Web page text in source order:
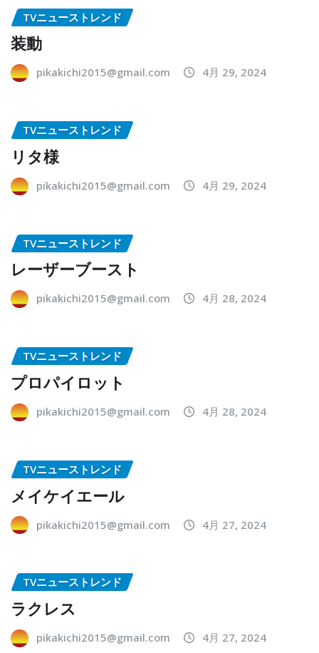
TVニューストレンド
装動
pikakichi2015@gmail.com 4月 29, 2024
TVニューストレンド
リタ様
pikakichi2015@gmail.com 4月 29, 2024
TVニューストレンド
レーザーブースト
pikakichi2015@gmail.com 4月 28, 2024
TVニューストレンド
プロパイロット
pikakichi2015@gmail.com 4月 28, 2024
TVニューストレンド
メイケイエール
pikakichi2015@gmail.com 4月 27, 2024
TVニューストレンド
ラクレス
pikakichi2015@gmail.com 4月 27, 2024